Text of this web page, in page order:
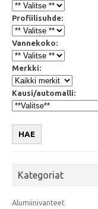
Profiilisuhde:
Vannekoko:
Merkki:
Kausi/automalli:
HAE
Kategoriat
Alumiinivanteet